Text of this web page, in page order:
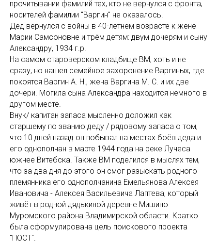
прочитывании фамилий тех, кто не вернулся с фронта,
носителей фамилии "Варгин" не оказалось.
Дед вернулся с войны в 40-летнем возрасте к жене
Марии Самсоновне и трём детям: двум дочерям и сыну
Александру, 1934 г.р.
На самом староверском кладбище ВМ, хоть и не
сразу, но нашел семейное захоронение Варгиных, где
покоятся Варгин А. Н., жена Варгина М. С. и их две
дочери. Могила сына Александра находится немного в
другом месте.
Внук/ капитан запаса мысленно доложил как
старшему по званию деду / рядовому запаса о том,
что 10 дней назад он побывал на местах боёв деда и
его однополчан в марте 1944 года на реке Лучеса
южнее Витебска. Также ВМ поделился в мыслях тем,
что за два дня до этого он смог разыскать родного
племянника его однополчанина Емельянова Алексея
Ивановича - Алексея Васильевича Лаптева, который
живёт в родной дядькиной деревне Мишино
Муромского района Владимирской области. Кратко
была сформулирована цель поискового проекта
"ПОСТ".